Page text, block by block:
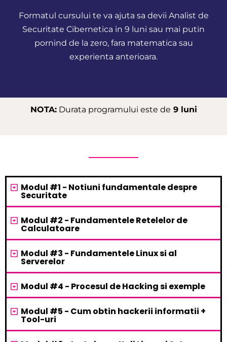
Formatul cursului te va ajuta sa devii Analist de
Securitate Cibernetica in 9 luni sau mai putin
pornind de la zero, fara matematica sau
experienta anterioara.
NOTA:Durata programului este de 9 luni
Modul #1 - Notiuni fundamentale despre
Securitate
Modul #2 - Fundamentele Retelelor de
Calculatoare
Modul #3 - Fundamentele Linux si al
Serverelor
Modul #4 - Procesul de Hacking si exemple
Modul #5 - Cum obtin hackerii informatii +
Tool-uri